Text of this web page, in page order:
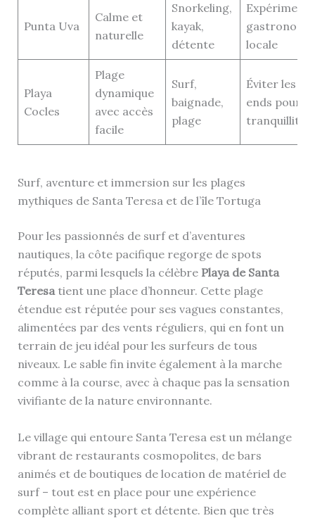
Punta Uva
Calme et
naturelle
Snorkeling,
kayak,
détente
locale
Playa
Cocles
Plage
dynamique
avec accès
facile
Surf,
baignade,
plage
Éviter les
ends pour
tranquillité
Surf, aventure et immersion sur les plages
mythiques de Santa Teresa et de l’île Tortuga
Pour les passionnés de surf et d’aventures
nautiques, la côte pacifique regorge de spots
réputés, parmi lesquels la célèbre Playa de Santa
Teresatient une place d’honneur. Cette plage
étendue est réputée pour ses vagues constantes,
alimentées par des vents réguliers, qui en font un
terrain de jeu idéal pour les surfeurs de tous
niveaux. Le sable fin invite également à la marche
comme à la course, avec à chaque pas la sensation
vivifiante de la nature environnante.
Le village qui entoure Santa Teresa est un mélange
vibrant de restaurants cosmopolites, de bars
animés et de boutiques de location de matériel de
surf – tout est en place pour une expérience
complète alliant sport et détente. Bien que très